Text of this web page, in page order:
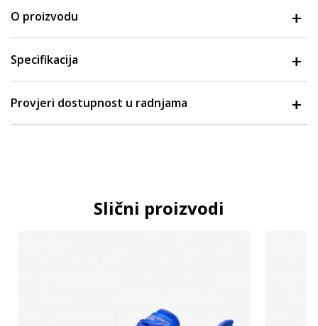
O proizvodu
Specifikacija
Provjeri dostupnost u radnjama
Slični proizvodi